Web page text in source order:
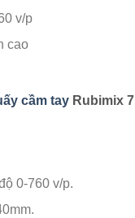
v/p
cao
cầm tay Rubimix 7
0-760 v/p.